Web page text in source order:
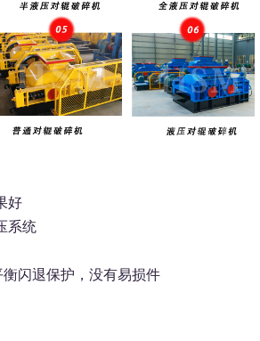
好
系统
闪退保护，没有易损件